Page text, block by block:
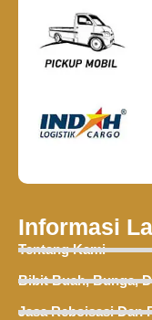
Informasi
Tentang Kami
Bibit Buah, Bunga,
Jasa Reboisasi Dan